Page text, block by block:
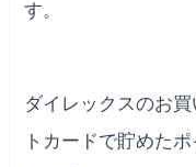
す。
ダイレックスのお
トカードで貯めた